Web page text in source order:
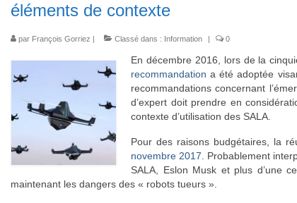
éléments de contexte
par François Gorriez Classé dans : Information 0
En décembre 2016, lors de la
recommandation a été adoptée
recommandations concernant
d’expert doit prendre en
contexte d’utilisation des SALA.
Pour des raisons budgétaires, la
novembre 2017. Probablement
SALA, Eslon Musk et plus d’une
maintenant les dangers des « robots tueurs ».